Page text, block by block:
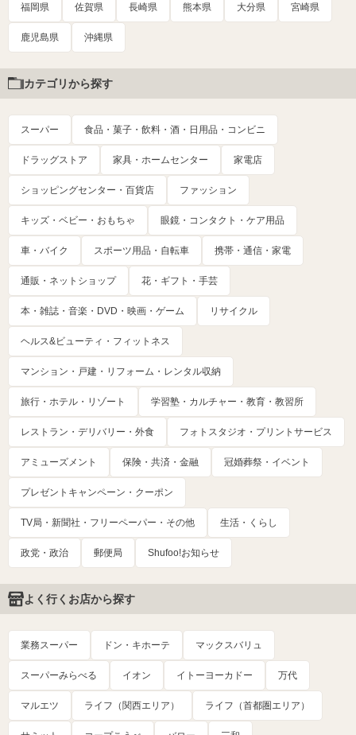
福岡県 佐賀県 長崎県 熊本県 大分県 宮崎県
鹿児島県 沖縄県
カテゴリから探す
スーパー 食品・菓子・飲料・酒・日用品・コンビニ
ドラッグストア 家具・ホームセンター 家電店
ショッピングセンター・百貨店 ファッション
キッズ・ベビー・おもちゃ 眼鏡・コンタクト・ケア用品
車・バイク スポーツ用品・自転車 携帯・通信・家電
通販・ネットショップ 花・ギフト・手芸
本・雑誌・音楽・DVD・映画・ゲーム リサイクル
ヘルス&ビューティ・フィットネス
マンション・戸建・リフォーム・レンタル収納
旅行・ホテル・リゾート 学習塾・カルチャー・教育・教習所
レストラン・デリバリー・外食 フォトスタジオ・プリントサービス
アミューズメント 保険・共済・金融 冠婚葬祭・イベント
プレゼントキャンペーン・クーポン
TV局・新聞社・フリーペーパー・その他 生活・くらし
政党・政治 郵便局 Shufoo!お知らせ
よく行くお店から探す
業務スーパー ドン・キホーテ マックスバリュ
スーパーみらべる イオン イトーヨーカドー 万代
マルエツ ライフ（関西エリア） ライフ（首都圏エリア）